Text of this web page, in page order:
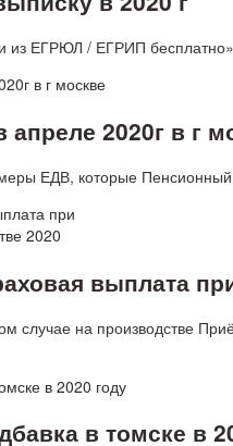
из ЕГРЮЛ / ЕГРИП
2020г в г
ЕДВ, которые
выплата
случае на производстве
в томске в